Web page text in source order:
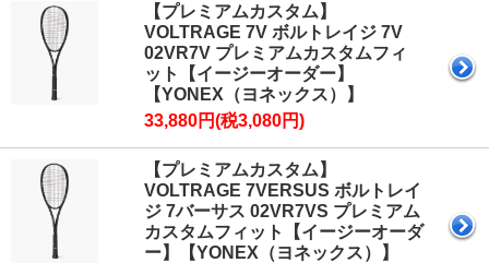
【プレミアムカスタム】
VOLTRAGE 7V ボルトレイジ 7V
02VR7V プレミアムカスタムフィ
ット【イージーオーダー】
【YONEX（ヨネックス）】
33,880円(税3,080円)
【プレミアムカスタム】
VOLTRAGE 7VERSUS ボルトレイ
ジ 7バーサス 02VR7VS プレミアム
カスタムフィット【イージーオーダ
ー】【YONEX（ヨネックス）】